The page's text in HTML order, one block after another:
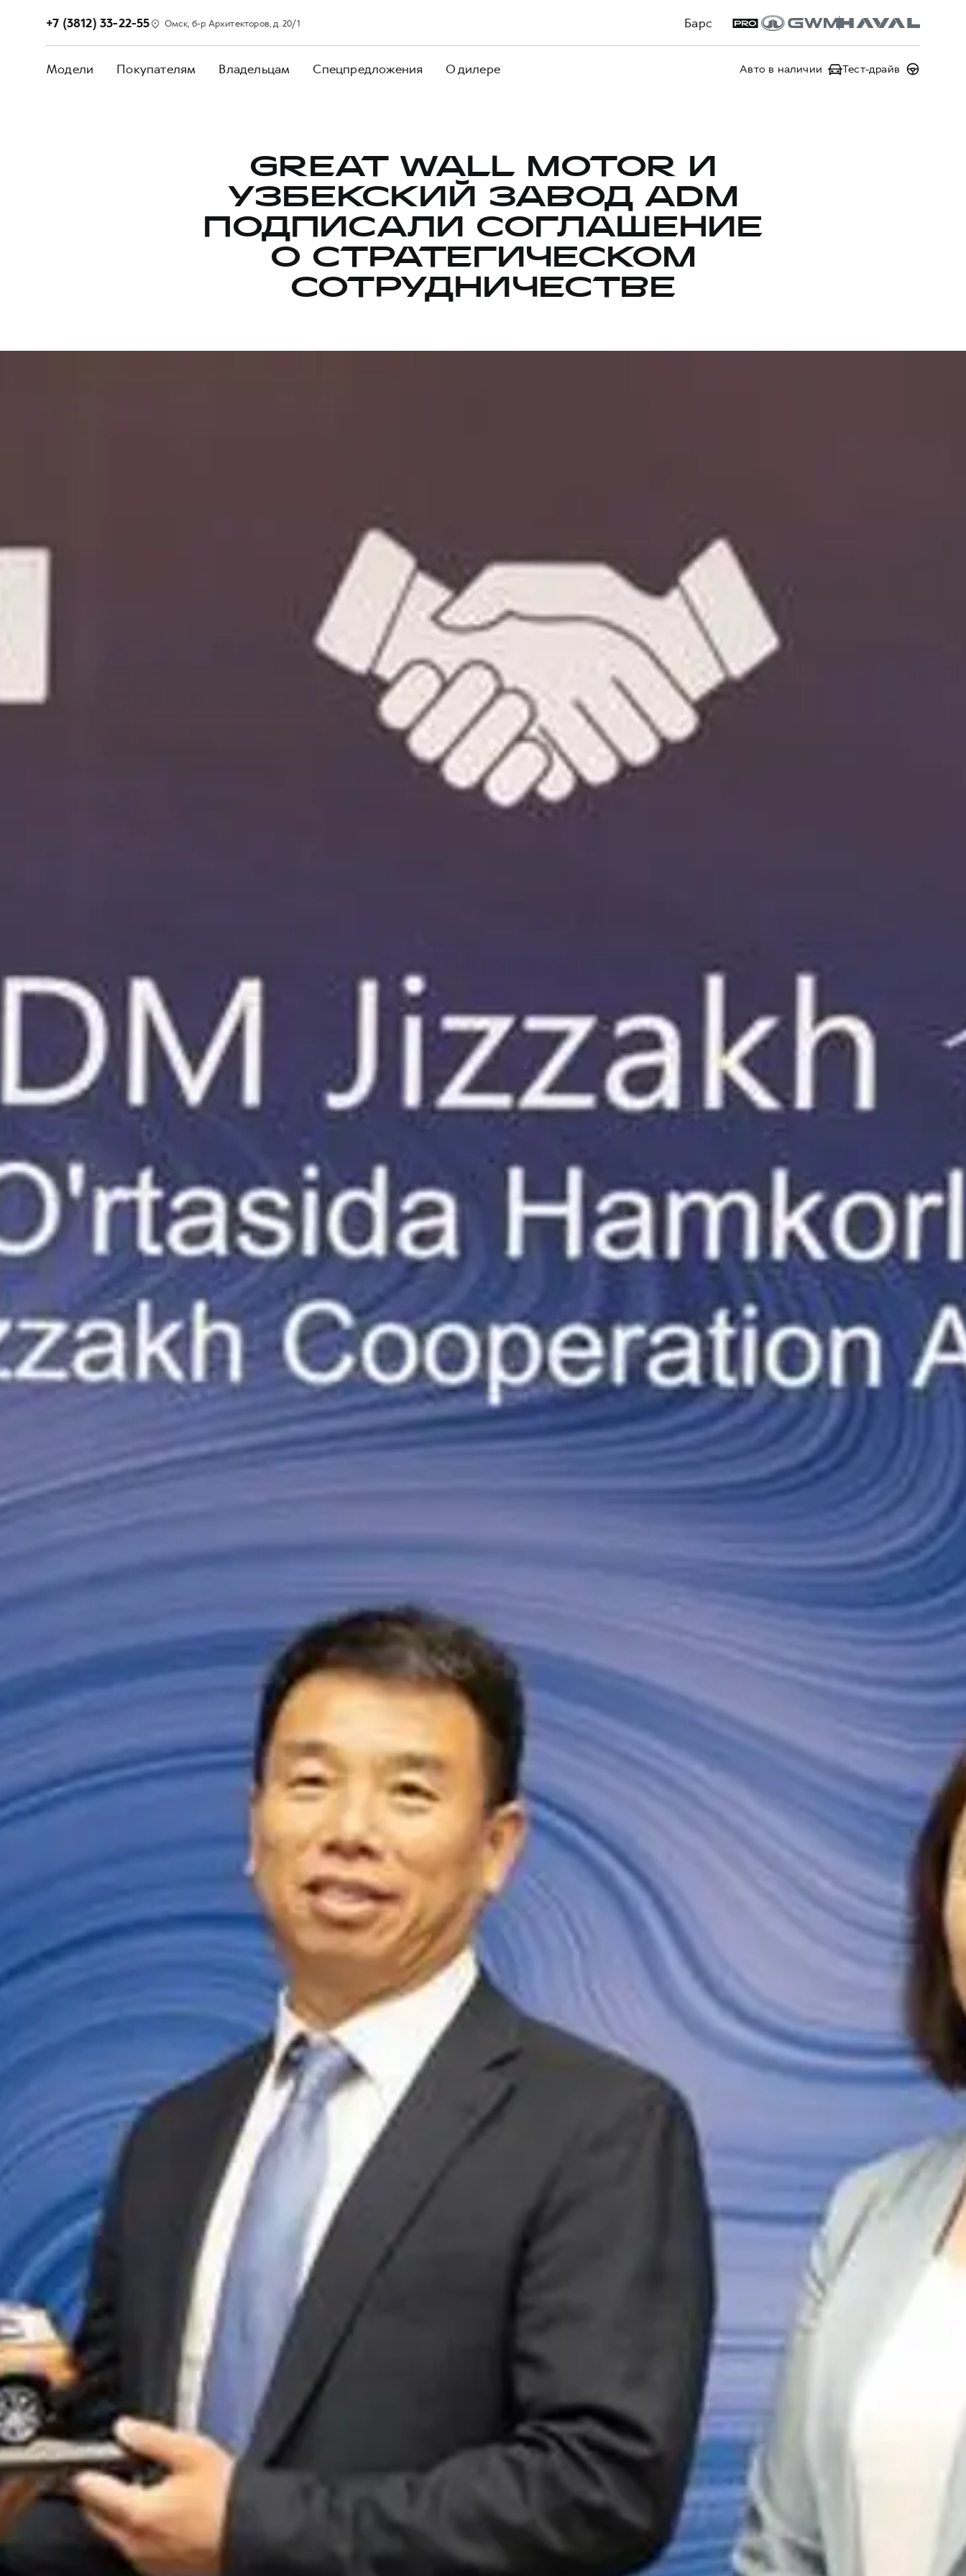
Барс
+7 (3812) 33-22-55 Омск, б-р Архитекторов, д. 20/1
Модели Покупателям Владельцам Спецпредложения О дилере Авто в наличии Тест-драйв
GREAT WALL MOTOR И
УЗБЕКСКИЙ ЗАВОД ADM
ПОДПИСАЛИ СОГЛАШЕНИЕ
О СТРАТЕГИЧЕСКОМ
СОТРУДНИЧЕСТВЕ